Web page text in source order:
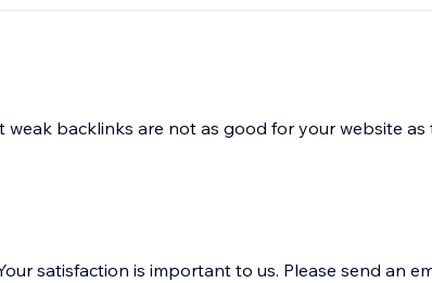
backlinks are not as good for your website
satisfaction is important to us. Please send an